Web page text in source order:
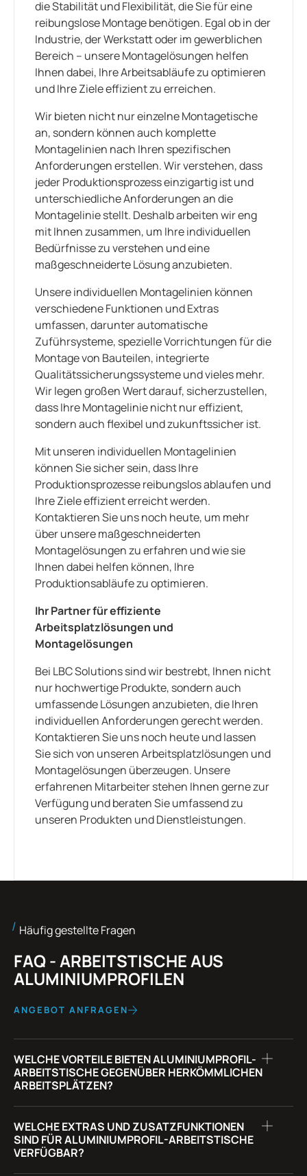
die Stabilität und Flexibilität, die Sie für eine
reibungslose Montage benötigen. Egal ob in der
Industrie, der Werkstatt oder im gewerblichen
Bereich – unsere Montagelösungen helfen
Ihnen dabei, Ihre Arbeitsabläufe zu optimieren
und Ihre Ziele effizient zu erreichen.
Wir bieten nicht nur einzelne Montagetische
an, sondern können auch komplette
Montagelinien nach Ihren spezifischen
Anforderungen erstellen. Wir verstehen, dass
jeder Produktionsprozess einzigartig ist und
unterschiedliche Anforderungen an die
Montagelinie stellt. Deshalb arbeiten wir eng
mit Ihnen zusammen, um Ihre individuellen
Bedürfnisse zu verstehen und eine
maßgeschneiderte Lösung anzubieten.
Unsere individuellen Montagelinien können
verschiedene Funktionen und Extras
umfassen, darunter automatische
Zuführsysteme, spezielle Vorrichtungen für die
Montage von Bauteilen, integrierte
Qualitätssicherungssysteme und vieles mehr.
Wir legen großen Wert darauf, sicherzustellen,
dass Ihre Montagelinie nicht nur effizient,
sondern auch flexibel und zukunftssicher ist.
Mit unseren individuellen Montagelinien
können Sie sicher sein, dass Ihre
Produktionsprozesse reibungslos ablaufen und
Ihre Ziele effizient erreicht werden.
Kontaktieren Sie uns noch heute, um mehr
über unsere maßgeschneiderten
Montagelösungen zu erfahren und wie sie
Ihnen dabei helfen können, Ihre
Produktionsabläufe zu optimieren.
Ihr Partner für effiziente
Arbeitsplatzlösungen und
Montagelösungen
Bei LBC Solutions sind wir bestrebt, Ihnen nicht
nur hochwertige Produkte, sondern auch
umfassende Lösungen anzubieten, die Ihren
individuellen Anforderungen gerecht werden.
Kontaktieren Sie uns noch heute und lassen
Sie sich von unseren Arbeitsplatzlösungen und
Montagelösungen überzeugen. Unsere
erfahrenen Mitarbeiter stehen Ihnen gerne zur
Verfügung und beraten Sie umfassend zu
unseren Produkten und Dienstleistungen.
Häufig gestellte Fragen
FAQ - ARBEITSTISCHE AUS
ALUMINIUMPROFILEN
ANGEBOT ANFRAGEN
WELCHE VORTEILE BIETEN ALUMINIUMPROFIL-
ARBEITSTISCHE GEGENÜBER HERKÖMMLICHEN
ARBEITSPLÄTZEN?
WELCHE EXTRAS UND ZUSATZFUNKTIONEN
SIND FÜR ALUMINIUMPROFIL-ARBEITSTISCHE
VERFÜGBAR?